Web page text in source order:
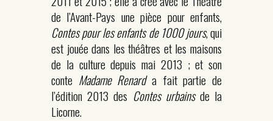
de l’Avant-Pays une pièce pour enfants,
Contes pour les enfants de 1000 jours, qui
est jouée dans les théâtres et les maisons
de la culture depuis mai 2013 ; et son
conte Madame Renarda fait partie de
l’édition 2013 des Contes urbainsde la
Licorne.